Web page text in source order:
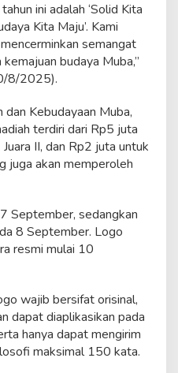
ini adalah ‘Solid Kita
Kita Maju’. Kami
semangat
budaya Muba,”
8/2025).
Kebudayaan Muba,
terdiri dari Rp5 juta
II, dan Rp2 juta untuk
juga akan memperoleh
September, sedangkan
8 September. Logo
resmi mulai 10
wajib bersifat orisinal,
dapat diaplikasikan pada
hanya dapat mengirim
maksimal 150 kata.